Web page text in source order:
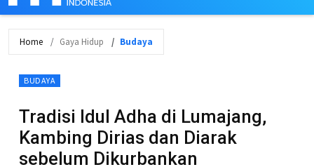
Home Gaya Hidup Budaya
BUDAYA
Tradisi Idul Adha di Lumajang,
Kambing Dirias dan Diarak
sebelum Dikurbankan